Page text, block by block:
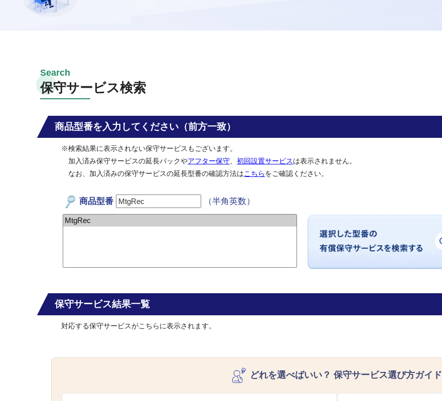
保守サービス検索
商品型番を入力してください（前方一致）
※検索結果に表示されない保守サービスもございます。
加入済み保守サービスの延長パックやアフター保守 初回設置サービスは表示されません。
なお、加入済みの保守サービスの延長型番の確認方法はこちらをご確認ください。
商品型番 （半角英数）
保守サービス結果一覧
対応する保守サービスがこちらに表示されます。
どれを選べばいい？ 保守サービス選び方ガイド